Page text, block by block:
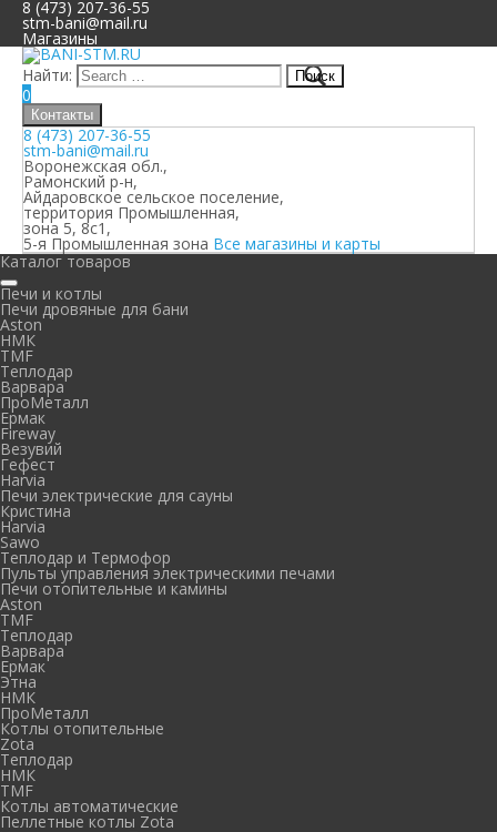
8 (473) 207-36-55
stm-bani@mail.ru
Магазины
Найти:
0
Контакты
8 (473) 207-36-55
stm-bani@mail.ru
Воронежская обл.,
Рамонский р-н,
Айдаровское сельское поселение,
территория Промышленная,
зона 5, 8с1,
5-я Промышленная зона Все магазины и карты
Каталог товаров
Печи и котлы
Печи дровяные для бани
Aston
НМК
TMF
Теплодар
Варвара
ПроМеталл
Ермак
Fireway
Везувий
Гефест
Harvia
Печи электрические для сауны
Кристина
Harvia
Sawo
Теплодар и Термофор
Пульты управления электрическими печами
Печи отопительные и камины
Aston
TMF
Теплодар
Варвара
Ермак
Этна
НМК
ПроМеталл
Котлы отопительные
Zota
Теплодар
НМК
TMF
Котлы автоматические
Пеллетные котлы Zota